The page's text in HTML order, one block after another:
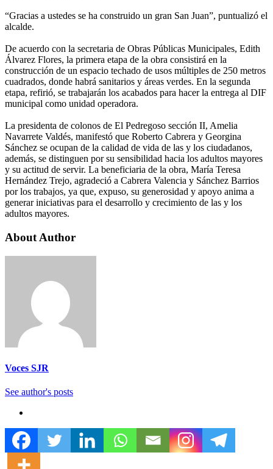
“Gracias a ustedes se ha construido un gran San Juan”, puntualizó el
alcalde.
De acuerdo con la secretaria de Obras Públicas Municipales, Edith
Álvarez Flores, la primera etapa de la obra consistirá en la
construcción de un espacio techado de usos múltiples de 250 metros
cuadrados, donde habrá sanitarios y áreas verdes. En la segunda
etapa, refirió, se trabajarán los acabados para hacer la entrega al DIF
municipal como unidad operadora.
La presidenta de colonos de El Pedregoso sección II, Amelia
Navarrete Valdés, manifestó que Roberto Cabrera y Georgina
Sánchez se ocupan de la calidad de vida de las y los ciudadanos,
además, se distinguen por su sensibilidad hacia los adultos mayores
y su actitud de servir. La beneficiaria de la obra, María Teresa
Hernández Trejo, agradeció a Cabrera Valencia y Sánchez Barrios
por los trabajos, ya que, expuso, su generosidad y apoyo anima a
generar iniciativas para el desarrollo y crecimiento de las y los
adultos mayores.
About Author
Voces SJR
See author's posts